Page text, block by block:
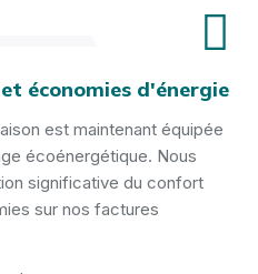
économies d'énergie
est maintenant équipée
écoénergétique. Nous
significative du confort
sur nos factures